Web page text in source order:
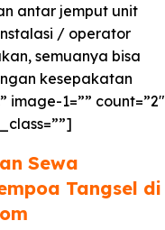
antar jemput unit
/ operator
semuanya bisa
kesepakatan
image-1=”” count=”2″
Sewa
Tangsel di